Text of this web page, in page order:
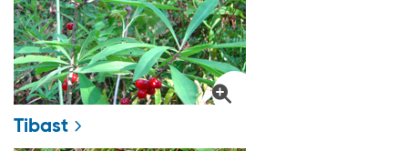
Tibast